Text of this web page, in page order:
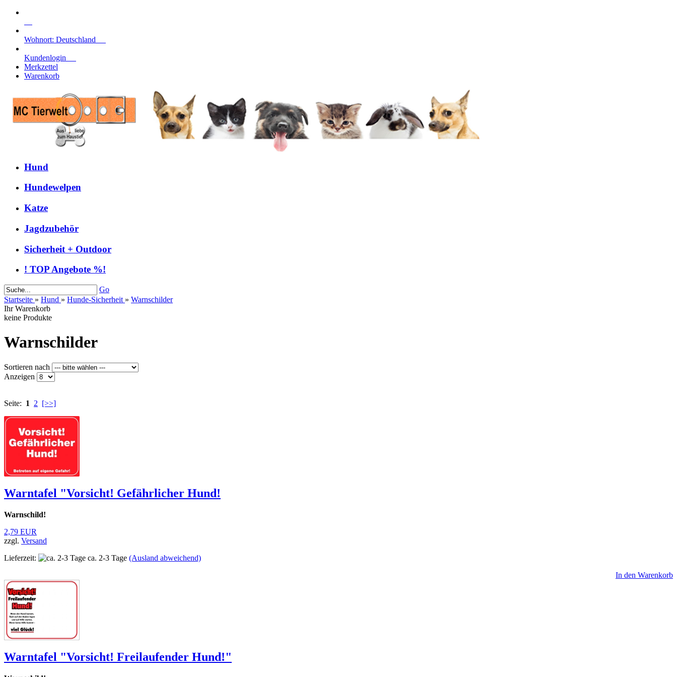
Wohnort: Deutschland
Kundenlogin
Merkzettel
Warenkorb
Hund
Hundewelpen
Katze
Jagdzubehör
Sicherheit + Outdoor
! TOP Angebote %!
Go
Startseite » Hund » Hunde-Sicherheit » Warnschilder
Ihr Warenkorb
keine Produkte
Warnschilder
Sortieren nach
Anzeigen
Seite: 1 2 [>>]
Warntafel "Vorsicht! Gefährlicher Hund!
Warnschild!
2,79 EUR
zzgl. Versand
Lieferzeit:
ca. 2-3 Tage (Ausland abweichend)
In den Warenkorb
Warntafel "Vorsicht! Freilaufender Hund!"